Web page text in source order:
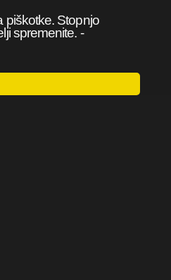
piškotke. Stopnjo
spremenite. -